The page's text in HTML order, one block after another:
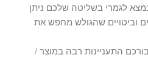
לגמרי בשליטה שלכם ניתן
וביטויים שהגולש מחפש את
התעניינות רבה במוצר /